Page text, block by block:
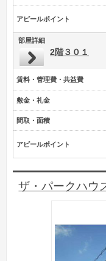
アピールポイント
部屋詳細
2階３０１
賃料・管理費・共益費
敷金・礼金
間取・面積
アピールポイント
ザ・パークハウ